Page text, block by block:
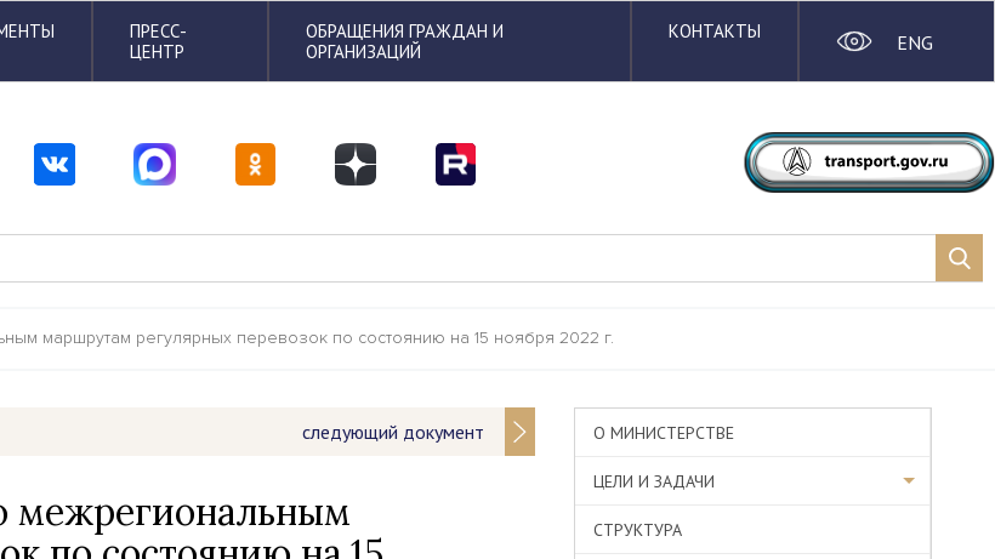
ПРЕСС-
ЦЕНТР
ОБРАЩЕНИЯ ГРАЖДАН И
ОРГАНИЗАЦИЙ
КОНТАКТЫ ENG
маршрутам регулярных перевозок по состоянию на 15 ноября 2022 г.
следующий документ
межрегиональным
О МИНИСТЕРСТВЕ
ЦЕЛИ И ЗАДАЧИ
СТРУКТУРА